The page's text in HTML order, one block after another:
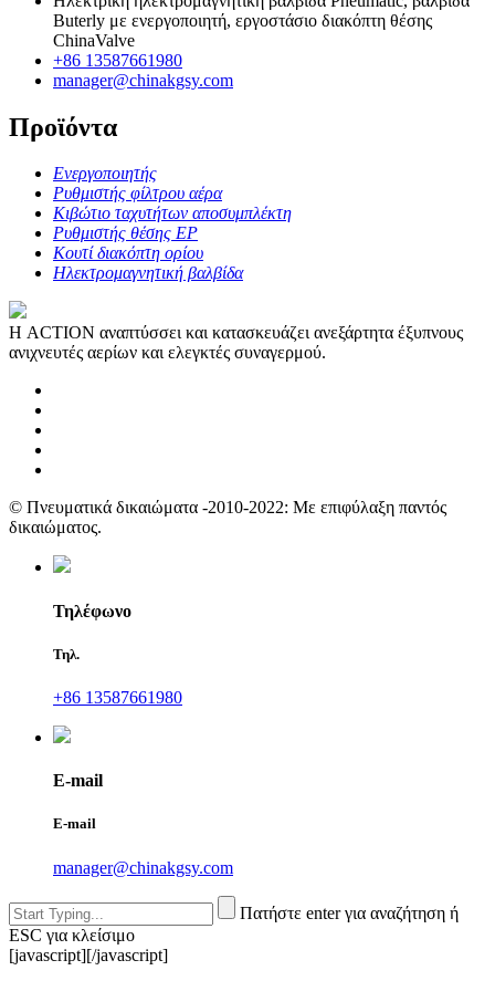
Buterly με ενεργοποιητή, εργοστάσιο διακόπτη θέσης
ChinaValve
+86 13587661980
manager@chinakgsy.com
Προϊόντα
Ενεργοποιητής
Ρυθμιστής φίλτρου αέρα
Κιβώτιο ταχυτήτων αποσυμπλέκτη
Ρυθμιστής θέσης EP
Κουτί διακόπτη ορίου
Ηλεκτρομαγνητική βαλβίδα
Η ACTION αναπτύσσει και κατασκευάζει ανεξάρτητα έξυπνους
ανιχνευτές αερίων και ελεγκτές συναγερμού.
© Πνευματικά δικαιώματα -2010-2022: Με επιφύλαξη παντός
δικαιώματος.
Τηλέφωνο
Τηλ.
+86 13587661980
E-mail
E-mail
manager@chinakgsy.com
Πατήστε enter για αναζήτηση ή
ESC για κλείσιμο
[javascript][/javascript]